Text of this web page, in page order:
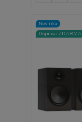
Novinka
Doprava ZDARMA